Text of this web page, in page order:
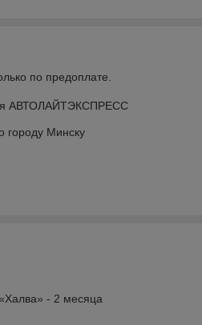
по предоплате.
АВТОЛАЙТЭКСПРЕСС
городу Минску
- 2 месяца